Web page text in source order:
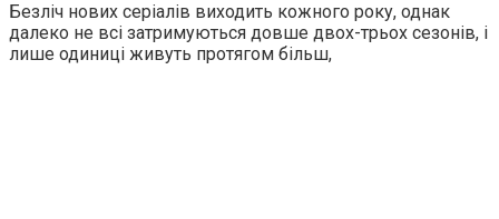
Безліч нових серіалів виходить кожного року, однак
далеко не всі затримуються довше двох-трьох сезонів, і
лише одиниці живуть протягом більш,